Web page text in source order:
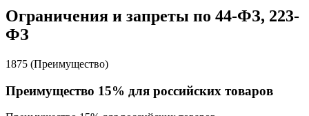
Ограничения и запреты по 44-ФЗ, 223-
ФЗ
1875 (Преимущество)
Преимущество 15% для российских товаров